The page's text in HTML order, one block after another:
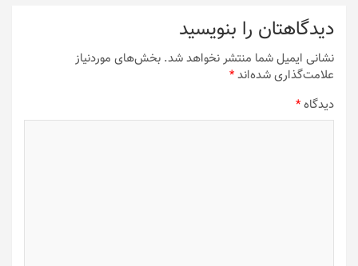
دیدگاهتان را بنویسید
نشانی ایمیل شما منتشر نخواهد شد. بخش‌های موردنیاز
علامت‌گذاری شده‌اند*
دیدگاه*